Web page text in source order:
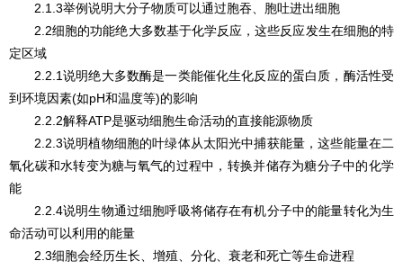
2.1.3举例说明大分子物质可以通过胞吞、胞吐进出细胞
2.2细胞的功能绝大多数基于化学反应，这些反应发生在细胞的特
定区域
2.2.1说明绝大多数酶是一类能催化生化反应的蛋白质，酶活性受
到环境因素(如pH和温度等)的影响
2.2.2解释ATP是驱动细胞生命活动的直接能源物质
2.2.3说明植物细胞的叶绿体从太阳光中捕获能量，这些能量在二
氧化碳和水转变为糖与氧气的过程中，转换并储存为糖分子中的化学
能
2.2.4说明生物通过细胞呼吸将储存在有机分子中的能量转化为生
命活动可以利用的能量
2.3细胞会经历生长、增殖、分化、衰老和死亡等生命进程